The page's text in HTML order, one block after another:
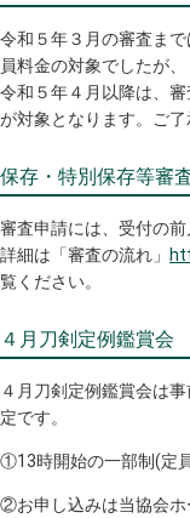
令和５年３月の審査ま
員料金の対象でしたが、
令和５年４月以降は、
が対象となります。ご了
保存・特別保存等審
審査申請には、受付の前
詳細は「審査の流れ」
覧ください。
４月刀剣定例鑑賞会
４月刀剣定例鑑賞会は
定です。
①13時開始の一部制(定
②お申し込みは当協会ホ